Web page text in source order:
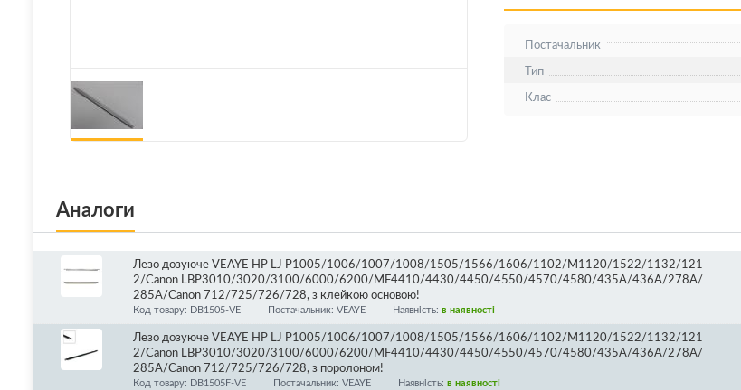
Постачальник
Тип
Клас
Аналоги
Лезо дозуюче VEAYE HP LJ P1005/1006/1007/1008/1505/1566/1606/1102/M1120/1522/1132/121
2/Canon LBP3010/3020/3100/6000/6200/MF4410/4430/4450/4550/4570/4580/435A/436A/278A/
285A/Canon 712/725/726/728, з клейкою основою!
Код товару: DB1505-VE Постачальник: VEAYE Наявність: в наявності
Лезо дозуюче VEAYE HP LJ P1005/1006/1007/1008/1505/1566/1606/1102/M1120/1522/1132/121
2/Canon LBP3010/3020/3100/6000/6200/MF4410/4430/4450/4550/4570/4580/435A/436A/278A/
285A/Canon 712/725/726/728, з поролоном!
Код товару: DB1505F-VE Постачальник: VEAYE Наявність: в наявності